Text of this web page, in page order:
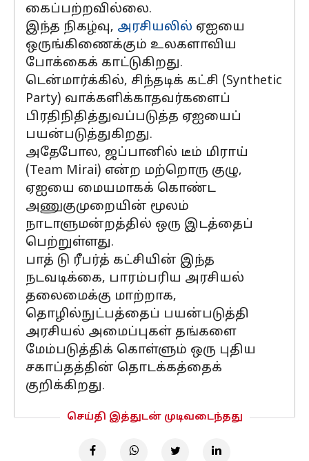
கைப்பற்றவில்லை.
இந்த நிகழ்வு, அரசியலில் ஏஐயை
ஒருங்கிணைக்கும் உலகளாவிய
போக்கைக் காட்டுகிறது.
டென்மார்க்கில், சிந்தடிக் கட்சி (Synthetic
Party) வாக்களிக்காதவர்களைப்
பிரதிநிதித்துவப்படுத்த ஏஐயைப்
பயன்படுத்துகிறது.
அதேபோல, ஜப்பானில் டீம் மிராய்
(Team Mirai) என்ற மற்றொரு குழு,
ஏஐயை மையமாகக் கொண்ட
அணுகுமுறையின் மூலம்
நாடாளுமன்றத்தில் ஒரு இடத்தைப்
பெற்றுள்ளது.
பாத் டு ரீபர்த் கட்சியின் இந்த
நடவடிக்கை, பாரம்பரிய அரசியல்
தலைமைக்கு மாற்றாக,
தொழில்நுட்பத்தைப் பயன்படுத்தி
அரசியல் அமைப்புகள் தங்களை
மேம்படுத்திக் கொள்ளும் ஒரு புதிய
சகாப்தத்தின் தொடக்கத்தைக்
குறிக்கிறது.
செய்தி இத்துடன் முடிவடைந்தது